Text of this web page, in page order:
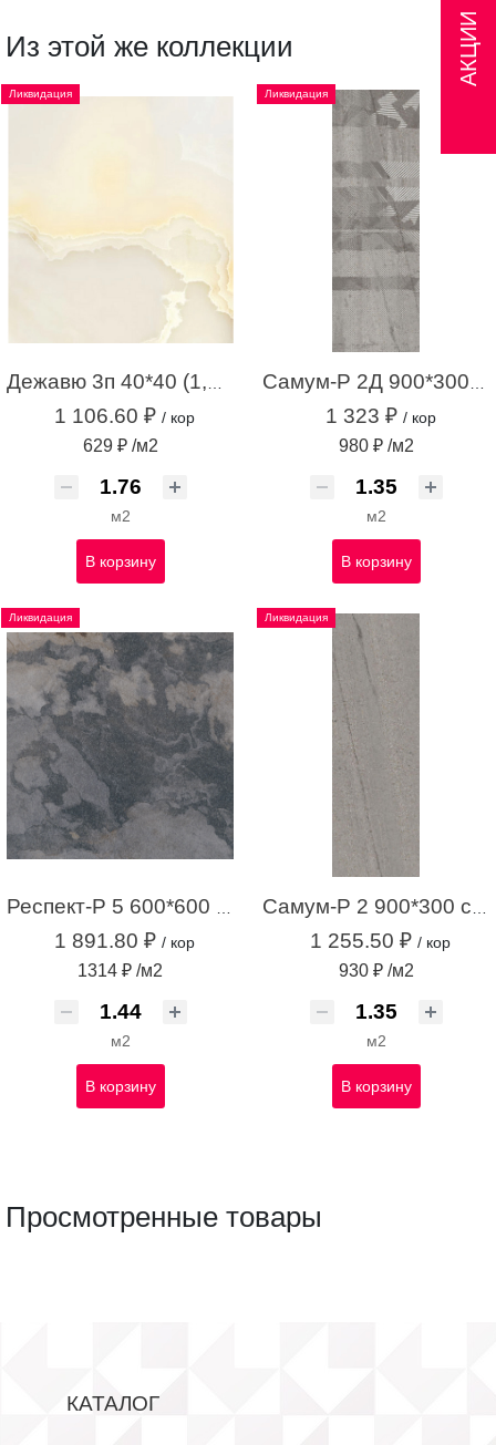
Из этой же коллекции
Ликвидация
Дежавю 3п 40*40 (1,76м.кв.)
1 106.60 ₽ / кор
629 ₽ /м2
м2
В корзину
Ликвидация
Самум-Р 2Д 900*300 серый (1,35 м.кв.)
1 323 ₽ / кор
980 ₽ /м2
м2
В корзину
Ликвидация
1 891.80 ₽ / кор
1314 ₽ /м2
м2
В корзину
Ликвидация
1 255.50 ₽ / кор
930 ₽ /м2
м2
В корзину
Просмотренные товары
КАТАЛОГ
АКЦИИ